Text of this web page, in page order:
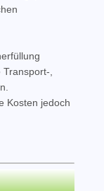
,
Kosten jedoch